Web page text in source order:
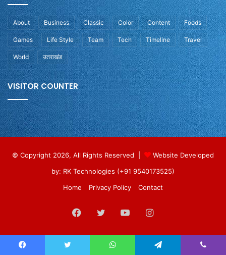
About Business Classic Color Content Foods
Games Life Style Team Tech Timeline Travel
World उतराखंड
VISITOR COUNTER
© Copyright 2026, All Rights Reserved |
Website Developed
by: RK Technologies (+91 9540173525)
Home
Privacy Policy Contact
Facebook
TwitterYouTubeInstagram